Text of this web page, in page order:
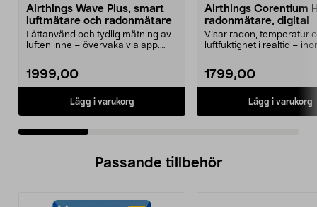
Airthings Wave Plus, smart
luftmätare och radonmätare
Lättanvänd och tydlig mätning av
luften inne – övervaka via app.
1999,00
Lägg i varukorg
Airthings Corentium
radonmätare, digital
Visar radon, temperatur
luftfuktighet i realtid –
1799,00
Lägg i varukorg
Passande tillbehör